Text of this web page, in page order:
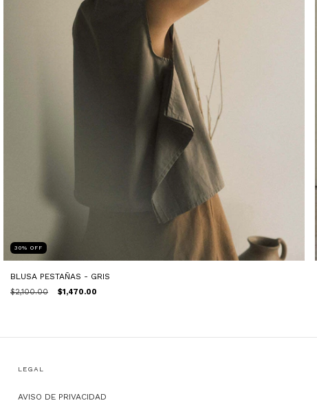
30% OFF
BLUSA PESTAÑAS - GRIS
$2,100.00 $1,470.00
LEGAL
AVISO DE PRIVACIDAD